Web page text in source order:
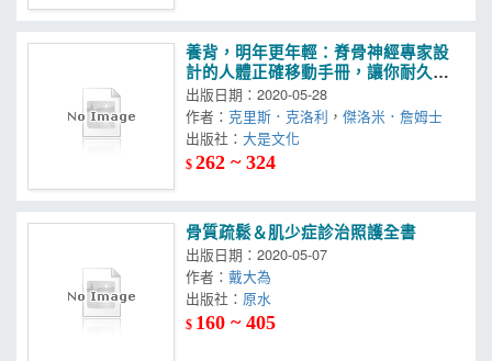
養背，明年更年輕：脊骨神經專家設
計的人體正確移動手冊，讓你耐久
站、久坐，走跑跳撿搬，怎麼動都不
腰傷背痛。
出版日期：2020-05-28
作者： 克里斯．克洛利 ，傑洛米．詹姆士
出版社：
$262 ~ 324
骨質疏鬆＆肌少症診治照護全書
出版日期：2020-05-07
作者：戴大為
出版社：
$ 160 ~ 405